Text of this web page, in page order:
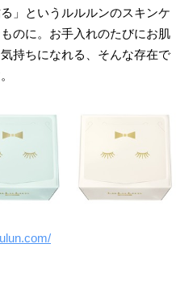
」というルルルンのスキンケ
のに。お手入れのたびにお肌
持ちになれる、そんな存在で